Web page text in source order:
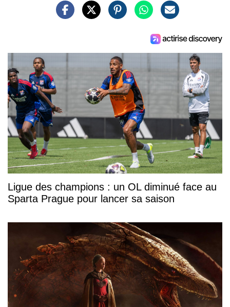
Ligue des champions : un OL diminué face au
Sparta Prague pour lancer sa saison